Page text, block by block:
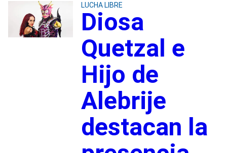
LUCHA LIBRE
Diosa
Quetzal e
Hijo de
Alebrije
destacan la